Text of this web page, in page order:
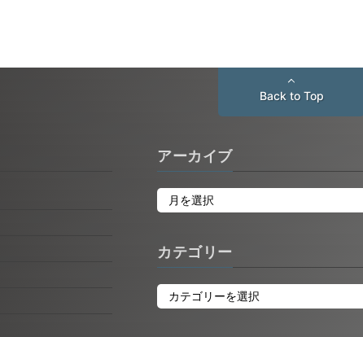
Back to Top
アーカイブ
カテゴリー